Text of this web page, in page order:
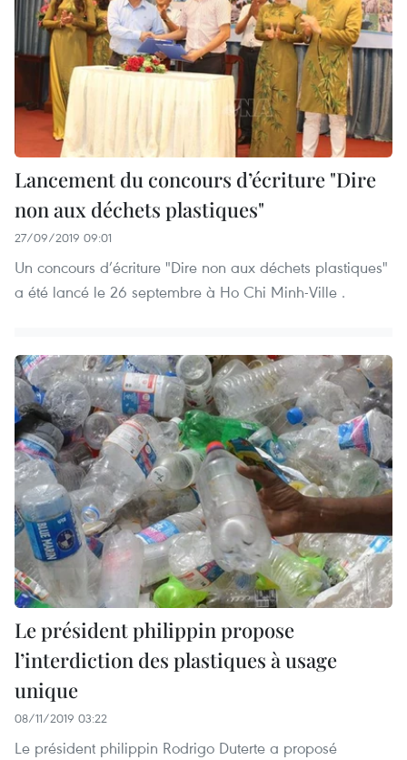
Lancement du concours d’écriture "Dire
non aux déchets plastiques"
27/09/2019 09:01
Un concours d’écriture "Dire non aux déchets plastiques"
a été lancé le 26 septembre à Ho Chi Minh-Ville .
Le président philippin propose
l’interdiction des plastiques à usage
unique
08/11/2019 03:22
Le président philippin Rodrigo Duterte a proposé